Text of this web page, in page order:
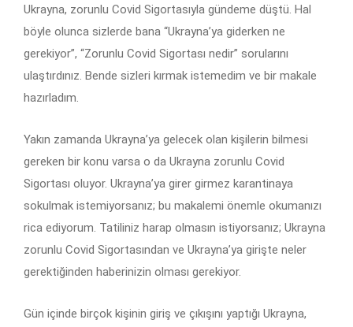
Ukrayna, zorunlu Covid Sigortasıyla gündeme düştü. Hal
böyle olunca sizlerde bana “Ukrayna’ya giderken ne
gerekiyor”, “Zorunlu Covid Sigortası nedir” sorularını
ulaştırdınız. Bende sizleri kırmak istemedim ve bir makale
hazırladım.
Yakın zamanda Ukrayna’ya gelecek olan kişilerin bilmesi
gereken bir konu varsa o da Ukrayna zorunlu Covid
Sigortası oluyor. Ukrayna’ya girer girmez karantinaya
sokulmak istemiyorsanız; bu makalemi önemle okumanızı
rica ediyorum. Tatiliniz harap olmasın istiyorsanız; Ukrayna
zorunlu Covid Sigortasından ve Ukrayna’ya girişte neler
gerektiğinden haberinizin olması gerekiyor.
Gün içinde birçok kişinin giriş ve çıkışını yaptığı Ukrayna,